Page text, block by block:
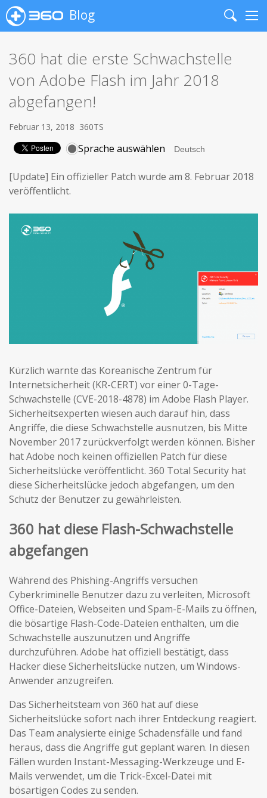
Blog
Search
360 hat die erste Schwachstelle
von Adobe Flash im Jahr 2018
abgefangen!
Februar 13, 2018 360TS
Sprache auswählen
[Update] Ein offizieller Patch wurde am 8. Februar 2018
veröffentlicht.
Kürzlich warnte das Koreanische Zentrum für
Internetsicherheit (KR-CERT) vor einer 0-Tage-
Schwachstelle (CVE-2018-4878) im Adobe Flash Player.
Sicherheitsexperten wiesen auch darauf hin, dass
Angriffe, die diese Schwachstelle ausnutzen, bis Mitte
November 2017 zurückverfolgt werden können. Bisher
hat Adobe noch keinen offiziellen Patch für diese
Sicherheitslücke veröffentlicht. 360 Total Security hat
diese Sicherheitslücke jedoch abgefangen, um den
Schutz der Benutzer zu gewährleisten.
360 hat diese Flash-Schwachstelle
abgefangen
Während des Phishing-Angriffs versuchen
Cyberkriminelle Benutzer dazu zu verleiten, Microsoft
Office-Dateien, Webseiten und Spam-E-Mails zu öffnen,
die bösartige Flash-Code-Dateien enthalten, um die
Schwachstelle auszunutzen und Angriffe
durchzuführen. Adobe hat offiziell bestätigt, dass
Hacker diese Sicherheitslücke nutzen, um Windows-
Anwender anzugreifen.
Das Sicherheitsteam von 360 hat auf diese
Sicherheitslücke sofort nach ihrer Entdeckung reagiert.
Das Team analysierte einige Schadensfälle und fand
heraus, dass die Angriffe gut geplant waren. In diesen
Fällen wurden Instant-Messaging-Werkzeuge und E-
Mails verwendet, um die Trick-Excel-Datei mit
bösartigen Codes zu senden.